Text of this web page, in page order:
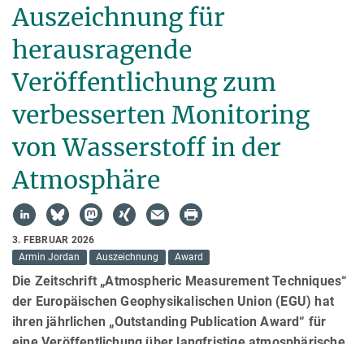
Auszeichnung für
herausragende
Veröffentlichung zum
verbesserten Monitoring
von Wasserstoff in der
Atmosphäre
3. FEBRUAR 2026
Armin Jordan
Auszeichnung Award
Die Zeitschrift „Atmospheric Measurement Techniques“
der Europäischen Geophysikalischen Union (EGU) hat
ihren jährlichen „Outstanding Publication Award“ für